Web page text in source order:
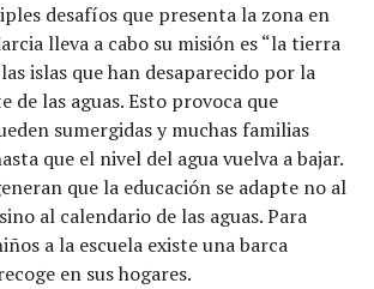
desafíos que presenta la zona en
lleva a cabo su misión es “la tierra
islas que han desaparecido por la
de las aguas. Esto provoca que
sumergidas y muchas familias
que el nivel del agua vuelva a bajar.
que la educación se adapte no al
al calendario de las aguas. Para
a la escuela existe una barca
en sus hogares.